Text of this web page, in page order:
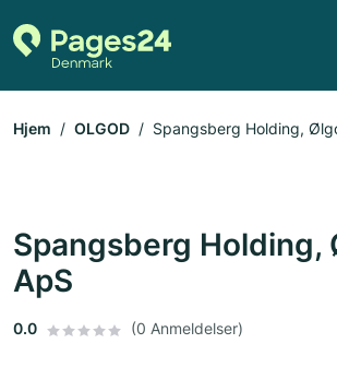
Hjem OLGOD Spangsberg Holding,
Spangsberg Holding,
ApS
0.0 (0 Anmeldelser)